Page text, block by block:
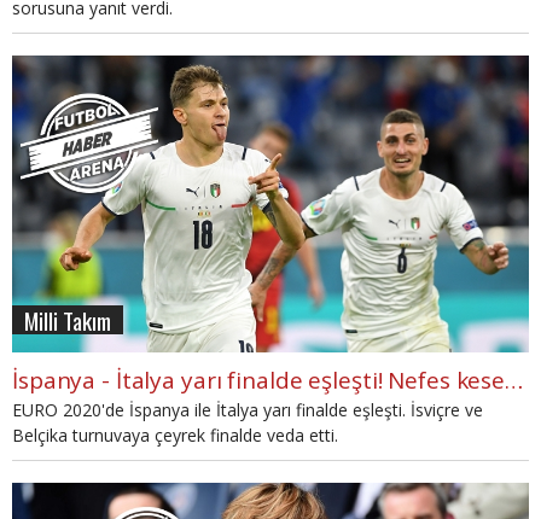
sorusuna yanıt verdi.
Milli Takım
İspanya - İtalya yarı finalde eşleşti! Nefes kesen maçlar (İZLE)
EURO 2020'de İspanya ile İtalya yarı finalde eşleşti. İsviçre ve
Belçika turnuvaya çeyrek finalde veda etti.